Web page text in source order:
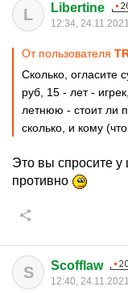
L Libertine
12:34, 24.11.2021
От пользователя
Сколько, огласите
руб, 15 - лет -
летнюю - стоит ли
сколько, и кому
Это вы спросите у
противно
S Scofflaw
12:40, 24.11.2021